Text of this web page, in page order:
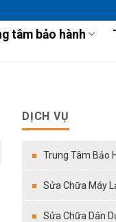
tâm bảo hành
DỊCH VỤ
Trung Tâm Bảo
Sửa Chữa Máy
Sửa Chữa Dân